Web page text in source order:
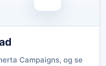
Campaigns, og se